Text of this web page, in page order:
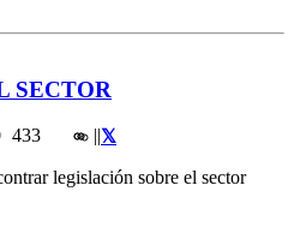
SECTOR
433 ||
legislación sobre el sector